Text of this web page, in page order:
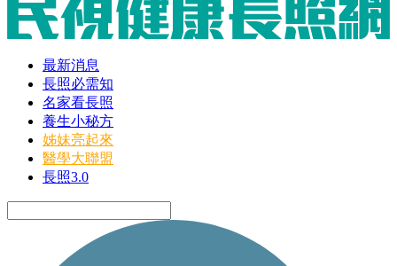
最新消息
長照必需知
名家看長照
養生小秘方
姊妹亮起來
醫學大聯盟
長照3.0